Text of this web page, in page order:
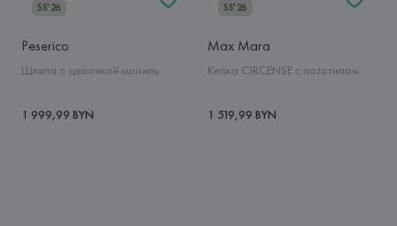
SS'26
Peserico
Шляпа с цепочкой мониль
1 999,99 BYN
SS'26
Max Mara
Кепка CIRCENSE с логотипом
1 519,99 BYN